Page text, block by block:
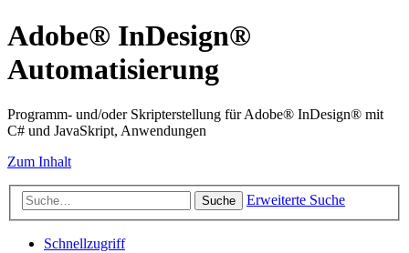
Adobe® InDesign®
Automatisierung
Programm- und/oder Skripterstellung für Adobe® InDesign® mit
C# und JavaSkript, Anwendungen
Zum Inhalt
Suche Erweiterte Suche
Schnellzugriff